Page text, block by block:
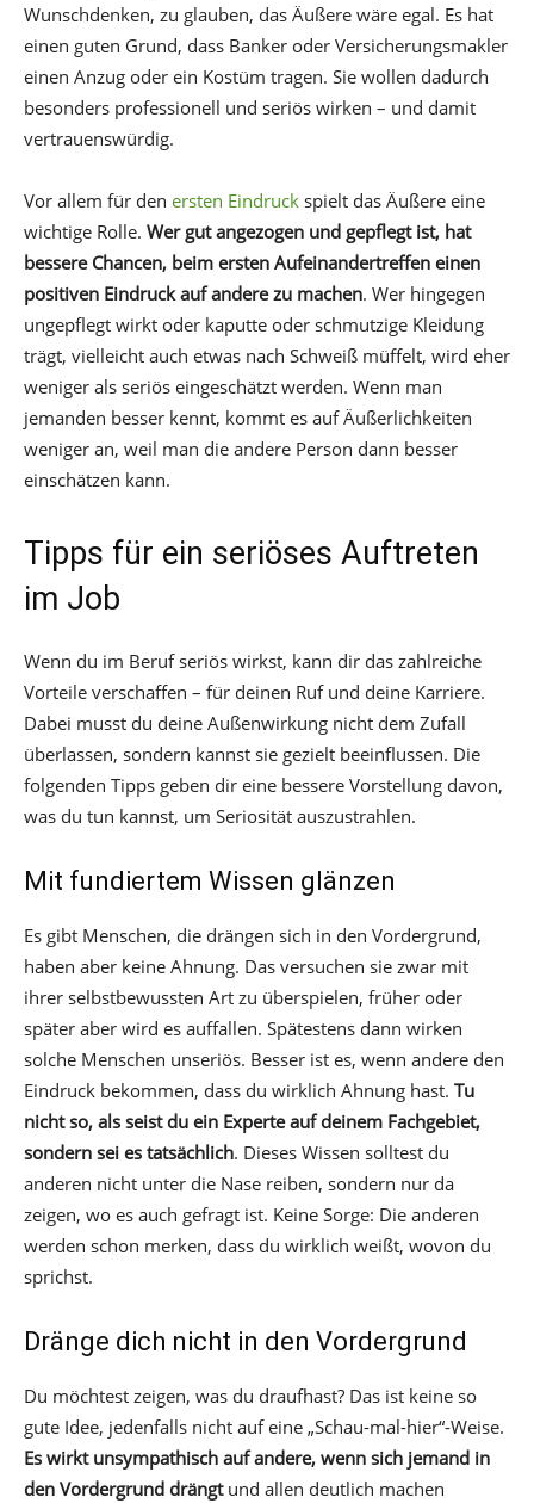
Wunschdenken, zu glauben, das Äußere wäre egal. Es hat
einen guten Grund, dass Banker oder Versicherungsmakler
einen Anzug oder ein Kostüm tragen. Sie wollen dadurch
besonders professionell und seriös wirken – und damit
vertrauenswürdig.
Vor allem für den ersten Eindruck spielt das Äußere eine
wichtige Rolle. Wer gut angezogen und gepflegt ist, hat
bessere Chancen, beim ersten Aufeinandertreffen einen
positiven Eindruck auf andere zu machen. Wer hingegen
ungepflegt wirkt oder kaputte oder schmutzige Kleidung
trägt, vielleicht auch etwas nach Schweiß müffelt, wird eher
weniger als seriös eingeschätzt werden. Wenn man
jemanden besser kennt, kommt es auf Äußerlichkeiten
weniger an, weil man die andere Person dann besser
einschätzen kann.
Tipps für ein seriöses Auftreten
im Job
Wenn du im Beruf seriös wirkst, kann dir das zahlreiche
Vorteile verschaffen – für deinen Ruf und deine Karriere.
Dabei musst du deine Außenwirkung nicht dem Zufall
überlassen, sondern kannst sie gezielt beeinflussen. Die
folgenden Tipps geben dir eine bessere Vorstellung davon,
was du tun kannst, um Seriosität auszustrahlen.
Mit fundiertem Wissen glänzen
Es gibt Menschen, die drängen sich in den Vordergrund,
haben aber keine Ahnung. Das versuchen sie zwar mit
ihrer selbstbewussten Art zu überspielen, früher oder
später aber wird es auffallen. Spätestens dann wirken
solche Menschen unseriös. Besser ist es, wenn andere den
Eindruck bekommen, dass du wirklich Ahnung hast. Tu
nicht so, als seist du ein Experte auf deinem Fachgebiet,
sondern sei es tatsächlich. Dieses Wissen solltest du
anderen nicht unter die Nase reiben, sondern nur da
zeigen, wo es auch gefragt ist. Keine Sorge: Die anderen
werden schon merken, dass du wirklich weißt, wovon du
sprichst.
Dränge dich nicht in den Vordergrund
Du möchtest zeigen, was du draufhast? Das ist keine so
gute Idee, jedenfalls nicht auf eine „Schau-mal-hier“-Weise.
Es wirkt unsympathisch auf andere, wenn sich jemand in
den Vordergrund drängtund allen deutlich machen